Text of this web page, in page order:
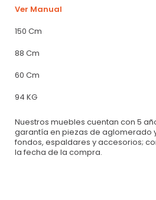
Ver Manual
150 Cm
88 Cm
60 Cm
94 KG
Nuestros muebles cuentan con 5
garantía en piezas de aglomerado
fondos, espaldares y accesorios;
la fecha de la compra.